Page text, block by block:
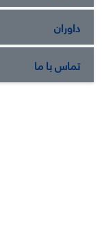
داوران
تماس با ما